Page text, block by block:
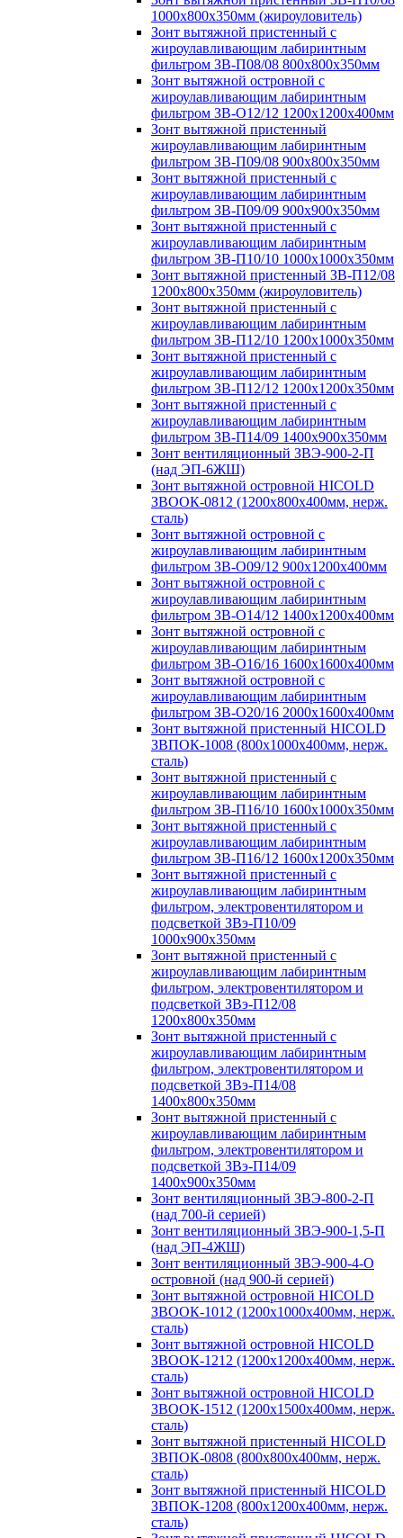
1000х800х350мм (жироуловитель)
Зонт вытяжной пристенный с
жироулавливающим лабиринтным
фильтром ЗВ-П08/08 800х800х350мм
Зонт вытяжной островной с
жироулавливающим лабиринтным
фильтром ЗВ-О12/12 1200х1200х400мм
Зонт вытяжной пристенный
жироулавливающим лабиринтным
фильтром ЗВ-П09/08 900х800х350мм
Зонт вытяжной пристенный с
жироулавливающим лабиринтным
фильтром ЗВ-П09/09 900х900х350мм
Зонт вытяжной пристенный с
жироулавливающим лабиринтным
фильтром ЗВ-П10/10 1000х1000х350мм
Зонт вытяжной пристенный ЗВ-П12/08
1200х800х350мм (жироуловитель)
Зонт вытяжной пристенный с
жироулавливающим лабиринтным
фильтром ЗВ-П12/10 1200х1000х350мм
Зонт вытяжной пристенный с
жироулавливающим лабиринтным
фильтром ЗВ-П12/12 1200х1200х350мм
Зонт вытяжной пристенный с
жироулавливающим лабиринтным
фильтром ЗВ-П14/09 1400х900х350мм
Зонт вентиляционный ЗВЭ-900-2-П
(над ЭП-6ЖШ)
Зонт вытяжной островной HICOLD
ЗВООК-0812 (1200х800x400мм, нерж.
сталь)
Зонт вытяжной островной с
жироулавливающим лабиринтным
фильтром ЗВ-О09/12 900х1200х400мм
Зонт вытяжной островной с
жироулавливающим лабиринтным
фильтром ЗВ-О14/12 1400х1200х400мм
Зонт вытяжной островной с
жироулавливающим лабиринтным
фильтром ЗВ-О16/16 1600х1600х400мм
Зонт вытяжной островной с
жироулавливающим лабиринтным
фильтром ЗВ-О20/16 2000х1600х400мм
Зонт вытяжной пристенный HICOLD
ЗВПОК-1008 (800х1000х400мм, нерж.
сталь)
Зонт вытяжной пристенный с
жироулавливающим лабиринтным
фильтром ЗВ-П16/10 1600х1000х350мм
Зонт вытяжной пристенный с
жироулавливающим лабиринтным
фильтром ЗВ-П16/12 1600х1200х350мм
Зонт вытяжной пристенный с
жироулавливающим лабиринтным
фильтром, электровентилятором и
подсветкой ЗВэ-П10/09
1000х900х350мм
Зонт вытяжной пристенный с
жироулавливающим лабиринтным
фильтром, электровентилятором и
подсветкой ЗВэ-П12/08
1200х800х350мм
Зонт вытяжной пристенный с
жироулавливающим лабиринтным
фильтром, электровентилятором и
подсветкой ЗВэ-П14/08
1400х800х350мм
Зонт вытяжной пристенный с
жироулавливающим лабиринтным
фильтром, электровентилятором и
подсветкой ЗВэ-П14/09
1400х900х350мм
Зонт вентиляционный ЗВЭ-800-2-П
(над 700-й серией)
Зонт вентиляционный ЗВЭ-900-1,5-П
(над ЭП-4ЖШ)
Зонт вентиляционный ЗВЭ-900-4-О
островной (над 900-й серией)
Зонт вытяжной островной HICOLD
ЗВООК-1012 (1200х1000х400мм, нерж.
сталь)
Зонт вытяжной островной HICOLD
ЗВООК-1212 (1200x1200x400мм, нерж.
сталь)
Зонт вытяжной островной HICOLD
ЗВООК-1512 (1200х1500х400мм, нерж.
сталь)
Зонт вытяжной пристенный HICOLD
ЗВПОК-0808 (800х800х400мм, нерж.
сталь)
Зонт вытяжной пристенный HICOLD
ЗВПОК-1208 (800х1200х400мм, нерж.
сталь)